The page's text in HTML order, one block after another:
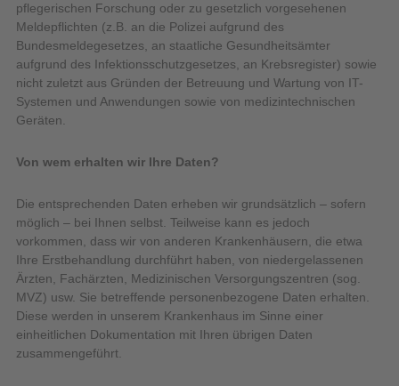
pflegerischen Forschung oder zu gesetzlich vorgesehenen
Meldepflichten (z.B. an die Polizei aufgrund des
Bundesmeldegesetzes, an staatliche Gesundheitsämter
aufgrund des Infektionsschutzgesetzes, an Krebsregister) sowie
nicht zuletzt aus Gründen der Betreuung und Wartung von IT-
Systemen und Anwendungen sowie von medizintechnischen
Geräten.
Von wem erhalten wir Ihre Daten?
Die entsprechenden Daten erheben wir grundsätzlich – sofern
möglich – bei Ihnen selbst. Teilweise kann es jedoch
vorkommen, dass wir von anderen Krankenhäusern, die etwa
Ihre Erstbehandlung durchführt haben, von niedergelassenen
Ärzten, Fachärzten, Medizinischen Versorgungszentren (sog.
MVZ) usw. Sie betreffende personenbezogene Daten erhalten.
Diese werden in unserem Krankenhaus im Sinne einer
einheitlichen Dokumentation mit Ihren übrigen Daten
zusammengeführt.